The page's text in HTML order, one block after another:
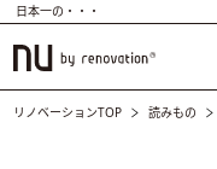
日本一の・・・
リノベーションTOP 読みもの